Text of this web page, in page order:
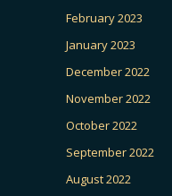
February 2023
January 2023
December 2022
November 2022
October 2022
September 2022
August 2022